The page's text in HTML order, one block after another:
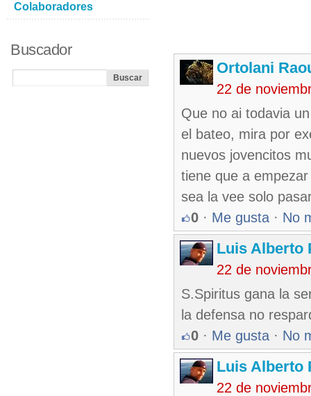
Ortolani
22 de
Que no ai todavia
el bateo, mira por
nuevos jovencitos
tiene que a
sea la vee solo
0 · Me gusta · No
Luis Alberto
22 de
S.Spiritus gana la
la defensa no
0 · Me gusta · No
Luis Alberto
22 de
Colaboradores
Buscador